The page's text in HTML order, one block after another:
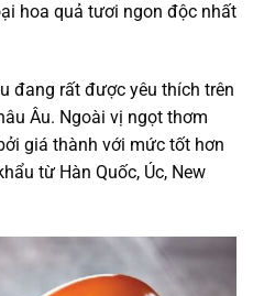
hoa quả tươi ngon độc nhất
đang rất được yêu thích trên
Âu. Ngoài vị ngọt thơm
giá thành với mức tốt hơn
từ Hàn Quốc, Úc, New